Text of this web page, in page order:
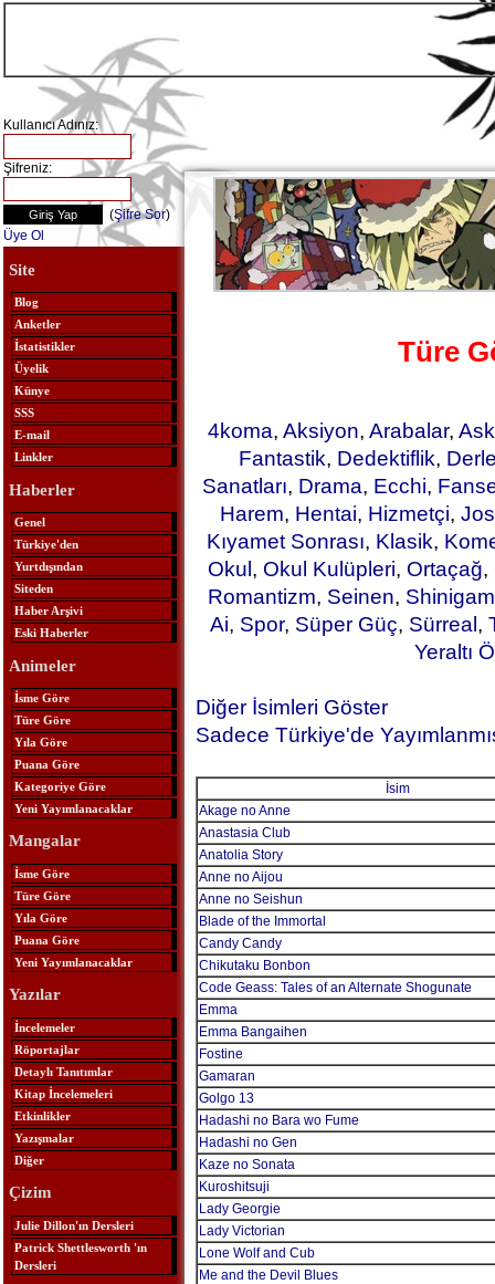
Kullanıcı Adınız:
Şifreniz:
(Şifre Sor)
Üye Ol
Site
Blog
Anketler
İstatistikler
Üyelik
Künye
SSS
E-mail
Linkler
Haberler
Genel
Türkiye'den
Yurtdışından
Siteden
Haber Arşivi
Eski Haberler
Animeler
İsme Göre
Türe Göre
Yıla Göre
Puana Göre
Kategoriye Göre
Yeni Yayımlanacaklar
Mangalar
İsme Göre
Türe Göre
Yıla Göre
Puana Göre
Yeni Yayımlanacaklar
Yazılar
İncelemeler
Röportajlar
Detaylı Tanıtımlar
Kitap İncelemeleri
Etkinlikler
Yazışmalar
Diğer
Çizim
Julie Dillon'ın Dersleri
Patrick Shettlesworth 'ın
Dersleri
Türe
4koma, Aksiyon, Arabalar,
Fantastik, Dedektiflik,
Sanatları, Drama, Ecchi,
Harem, Hentai, Hizmetçi,
Kıyamet Sonrası, Klasik,
Okul , Okul Kulüpleri, Ortaçağ,
Romantizm, Seinen,
Ai, Spor, Süper Güç, Sürreal ,
Yeraltı
Diğer İsimleri Göster
Sadece Türkiye'de
İsim
Akage no Anne
Anastasia Club
Anatolia Story
Anne no Aijou
Anne no Seishun
Blade of the Immortal
Candy Candy
Chikutaku Bonbon
Code Geass: Tales of an Alternate Shogunate
Emma
Emma Bangaihen
Fostine
Gamaran
Golgo 13
Hadashi no Bara wo Fume
Hadashi no Gen
Kaze no Sonata
Kuroshitsuji
Lady Georgie
Lady Victorian
Lone Wolf and Cub
Me and the Devil Blues